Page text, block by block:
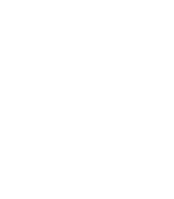
淑,郑孝彬,李家豪,郑永
款神秘的许愿应用程